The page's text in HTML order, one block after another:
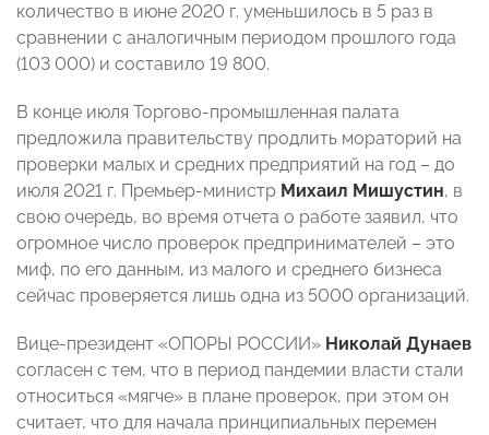
количество в июне 2020 г. уменьшилось в 5 раз в
сравнении с аналогичным периодом прошлого года
(103 000) и составило 19 800.
В конце июля Торгово-промышленная палата
предложила правительству продлить мораторий на
проверки малых и средних предприятий на год – до
июля 2021 г. Премьер-министр Михаил Мишустин, в
свою очередь, во время отчета о работе заявил, что
огромное число проверок предпринимателей – это
миф, по его данным, из малого и среднего бизнеса
сейчас проверяется лишь одна из 5000 организаций.
Вице-президент «ОПОРЫ РОССИИ» Николай Дунаев
согласен с тем, что в период пандемии власти стали
относиться «мягче» в плане проверок, при этом он
считает, что для начала принципиальных перемен